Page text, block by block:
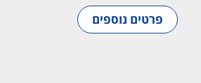
פרטים נוספים